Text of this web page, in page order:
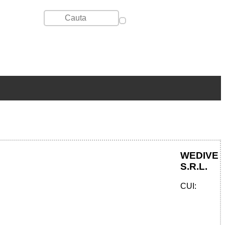
WEDIVE
S.R.L.
CUI: